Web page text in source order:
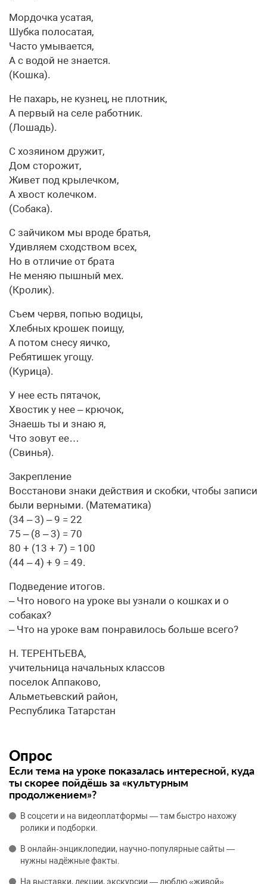
Мордочка усатая,
Шубка полосатая,
Часто умывается,
А с водой не знается.
(Кошка).
Не пахарь, не кузнец, не плотник,
А первый на селе работник.
(Лошадь).
С хозяином дружит,
Дом сторожит,
Живет под крылечком,
А хвост колечком.
(Собака).
С зайчиком мы вроде братья,
Удивляем сходством всех,
Но в отличие от брата
Не меняю пышный мех.
(Кролик).
Съем червя, попью водицы,
Хлебных крошек поищу,
А потом снесу яичко,
Ребятишек угощу.
(Курица).
У нее есть пятачок,
Хвостик у нее – крючок,
Знаешь ты и знаю я,
Что зовут ее…
(Свинья).
Закрепление
Восстанови знаки действия и скобки, чтобы записи
были верными. (Математика)
(34 – 3) – 9 = 22
75 – (8 – 3) = 70
80 + (13 + 7) = 100
(44 – 4) + 9 = 49.
Подведение итогов.
– Что нового на уроке вы узнали о кошках и о
собаках?
– Что на уроке вам понравилось больше всего?
Н. ТЕРЕНТЬЕВА,
учительница начальных классов
поселок Аппаково,
Альметьевский район,
Республика Татарстан
Опрос
Если тема на уроке показалась интересной, куда
ты скорее пойдёшь за «культурным
продолжением»?
В соцсети и на видеоплатформы — там быстро нахожу
ролики и подборки.
В онлайн‑энциклопедии, научно‑популярные сайты —
нужны надёжные факты.
На выставки, лекции, экскурсии — люблю «живой»